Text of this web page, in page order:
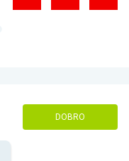
DOBRO